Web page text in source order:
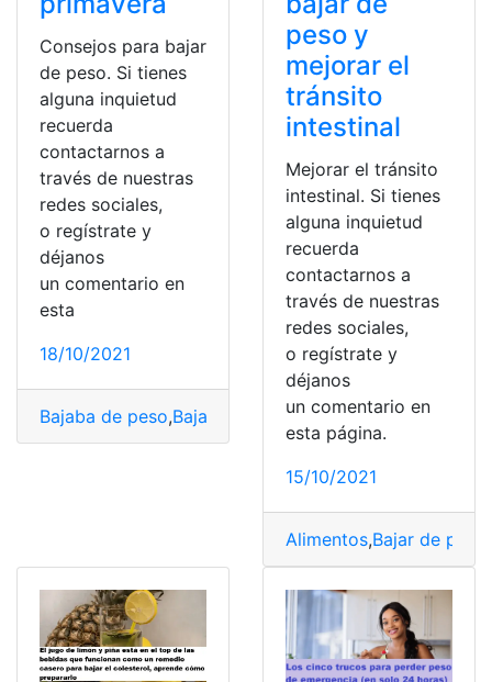
Consejos para bajar
de peso. Si tienes
alguna inquietud
recuerda
contactarnos a
través de nuestras
redes sociales,
o regístrate y
déjanos
un comentario en
esta
18/10/2021
Bajaba de peso,Bajar de peso ,Consejos,Perder peso
peso y
mejorar el
tránsito
intestinal
Mejorar el tránsito
intestinal. Si tienes
alguna inquietud
recuerda
contactarnos a
través de nuestras
redes sociales,
o regístrate y
déjanos
un comentario en
esta página.
15/10/2021
Alimentos,Bajar de peso